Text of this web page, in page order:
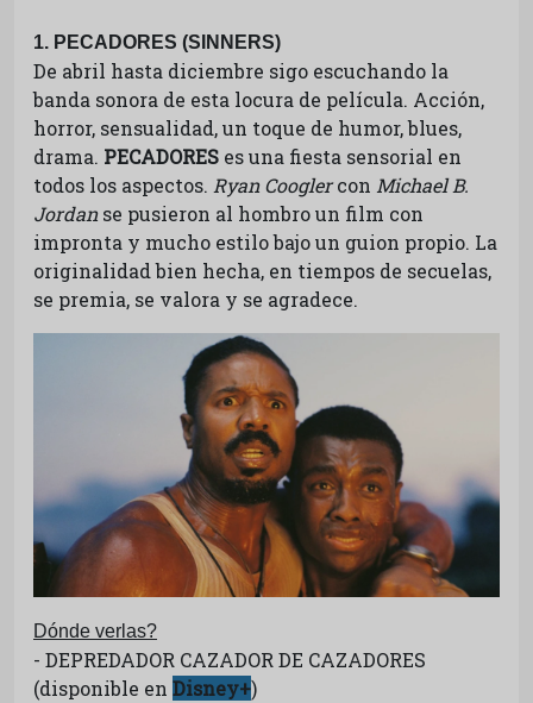
1. PECADORES (SINNERS)
De abril hasta diciembre sigo escuchando la
banda sonora de esta locura de película. Acción,
horror, sensualidad, un toque de humor, blues,
drama. PECADORES es una fiesta sensorial en
todos los aspectos. Ryan Cooglercon Michael B.
Jordanse pusieron al hombro un film con
impronta y mucho estilo bajo un guion propio. La
originalidad bien hecha, en tiempos de secuelas,
se premia, se valora y se agradece.
Dónde verlas?
- DEPREDADOR CAZADOR DE CAZADORES
(disponible en Disney+)